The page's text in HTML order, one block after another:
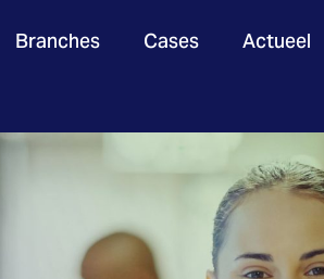
Branches Cases Actueel